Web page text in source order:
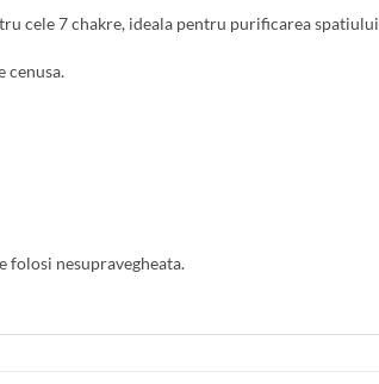
cele 7 chakre, ideala pentru purificarea
cenusa.
folosi nesupravegheata.